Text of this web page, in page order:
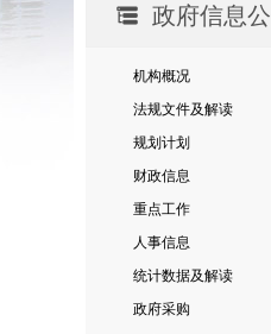
政府信息
机构概况
法规文件及解读
规划计划
财政信息
重点工作
人事信息
统计数据及解读
政府采购